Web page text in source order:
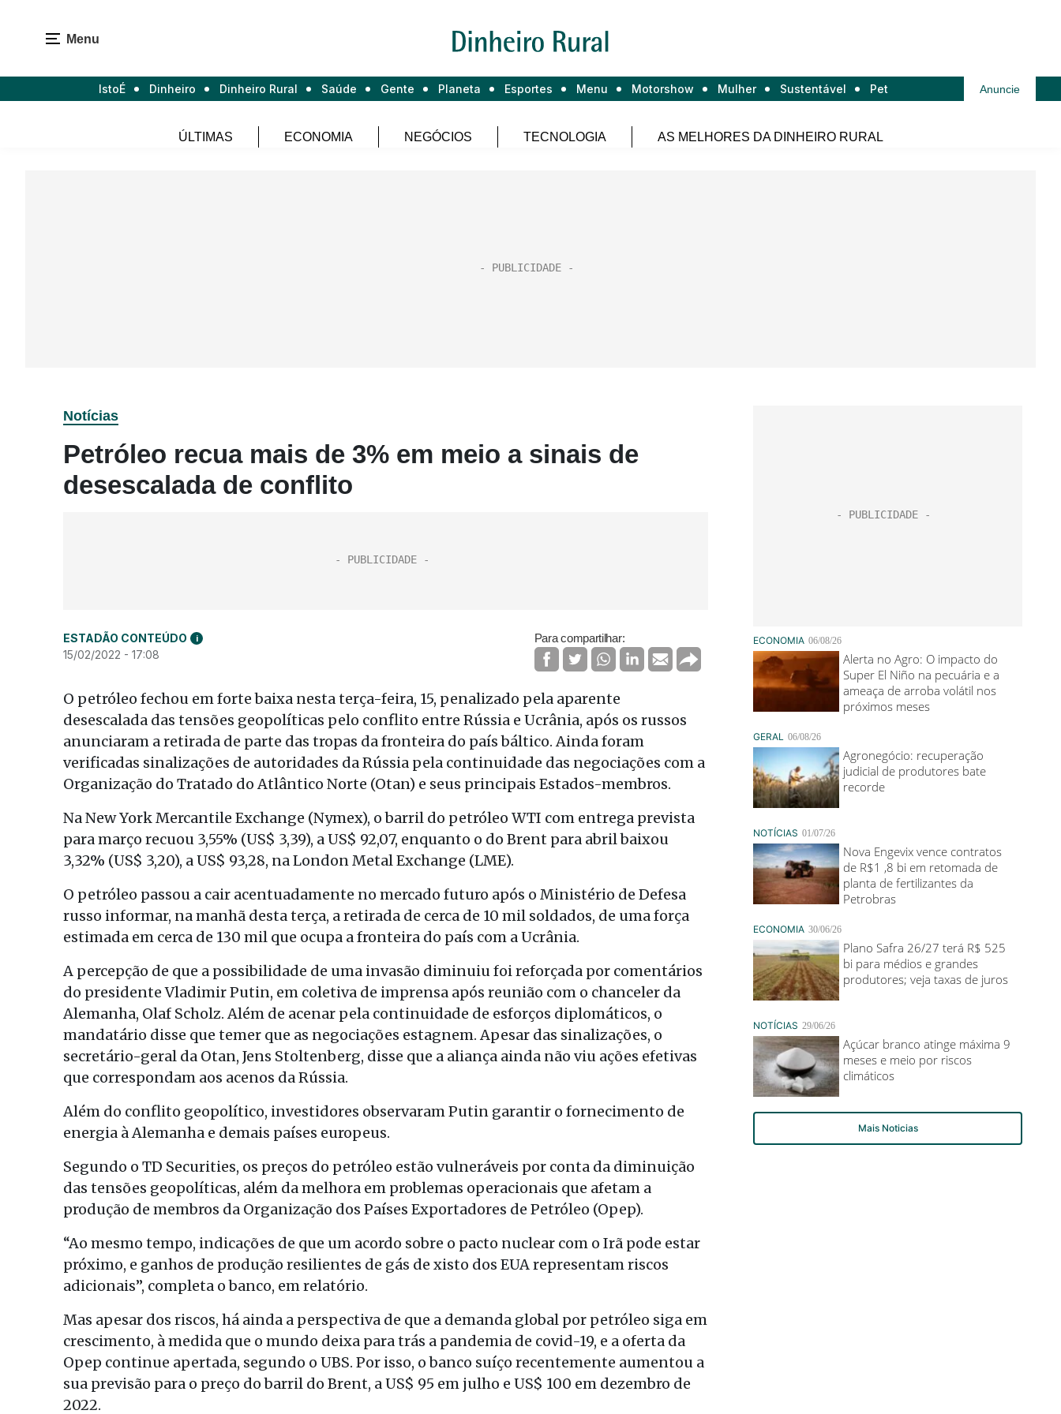
Menu
IstoÉ Dinheiro Dinheiro Rural Saúde Gente Planeta Esportes Menu Motorshow Mulher Sustentável Pet Anuncie
ÚLTIMAS ECONOMIA NEGÓCIOS TECNOLOGIA AS MELHORES DA DINHEIRO RURAL
Notícias
Petróleo recua mais de 3% em meio a sinais de
desescalada de conflito
ESTADÃO CONTEÚDO i
15/02/2022 - 17:08
Para compartilhar:
O petróleo fechou em forte baixa nesta terça-feira, 15, penalizado pela aparente
desescalada das tensões geopolíticas pelo conflito entre Rússia e Ucrânia, após os russos
anunciaram a retirada de parte das tropas da fronteira do país báltico. Ainda foram
verificadas sinalizações de autoridades da Rússia pela continuidade das negociações com a
Organização do Tratado do Atlântico Norte (Otan) e seus principais Estados-membros.
Na New York Mercantile Exchange (Nymex), o barril do petróleo WTI com entrega prevista
para março recuou 3,55% (US$ 3,39), a US$ 92,07, enquanto o do Brent para abril baixou
3,32% (US$ 3,20), a US$ 93,28, na London Metal Exchange (LME).
O petróleo passou a cair acentuadamente no mercado futuro após o Ministério de Defesa
russo informar, na manhã desta terça, a retirada de cerca de 10 mil soldados, de uma força
estimada em cerca de 130 mil que ocupa a fronteira do país com a Ucrânia.
A percepção de que a possibilidade de uma invasão diminuiu foi reforçada por comentários
do presidente Vladimir Putin, em coletiva de imprensa após reunião com o chanceler da
Alemanha, Olaf Scholz. Além de acenar pela continuidade de esforços diplomáticos, o
mandatário disse que temer que as negociações estagnem. Apesar das sinalizações, o
secretário-geral da Otan, Jens Stoltenberg, disse que a aliança ainda não viu ações efetivas
que correspondam aos acenos da Rússia.
Além do conflito geopolítico, investidores observaram Putin garantir o fornecimento de
energia à Alemanha e demais países europeus.
Segundo o TD Securities, os preços do petróleo estão vulneráveis por conta da diminuição
das tensões geopolíticas, além da melhora em problemas operacionais que afetam a
produção de membros da Organização dos Países Exportadores de Petróleo (Opep).
“Ao mesmo tempo, indicações de que um acordo sobre o pacto nuclear com o Irã pode estar
próximo, e ganhos de produção resilientes de gás de xisto dos EUA representam riscos
adicionais”, completa o banco, em relatório.
Mas apesar dos riscos, há ainda a perspectiva de que a demanda global por petróleo siga em
crescimento, à medida que o mundo deixa para trás a pandemia de covid-19, e a oferta da
Opep continue apertada, segundo o UBS. Por isso, o banco suíço recentemente aumentou a
sua previsão para o preço do barril do Brent, a US$ 95 em julho e US$ 100 em dezembro de
2022.